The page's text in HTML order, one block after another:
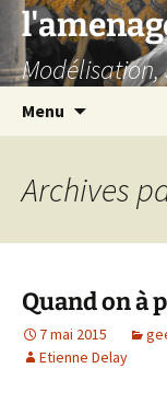
Aller
contenu
Modélisation,
Menu
Archives
Quand on à
7 mai 2015
Etienne Delay